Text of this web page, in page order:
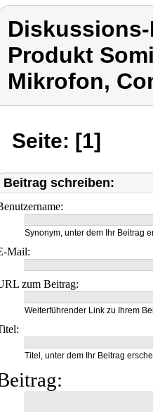
Produkt
Mikrofon,
Seite: [1]
Beitrag schreiben:
Synonym, unter dem Ihr Beitrag
Mail:
zum Beitrag:
Weiterführender Link zu Ihrem
Titel, unter dem Ihr Beitrag